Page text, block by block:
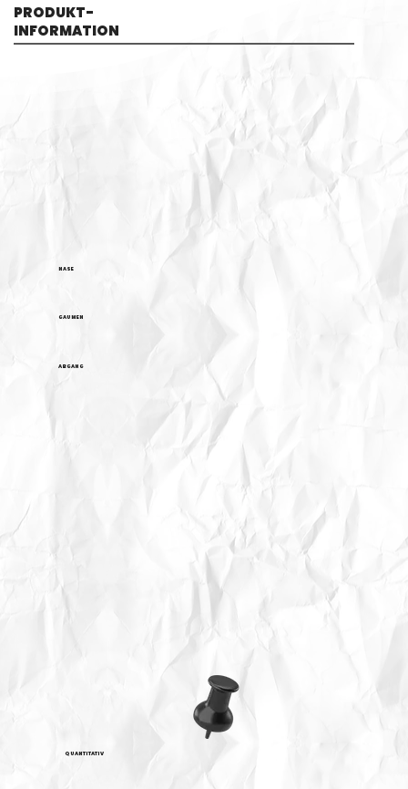
NASE
GAUMEN
ABGANG
QUANTITATIV
PRODUKT-
INFORMATION